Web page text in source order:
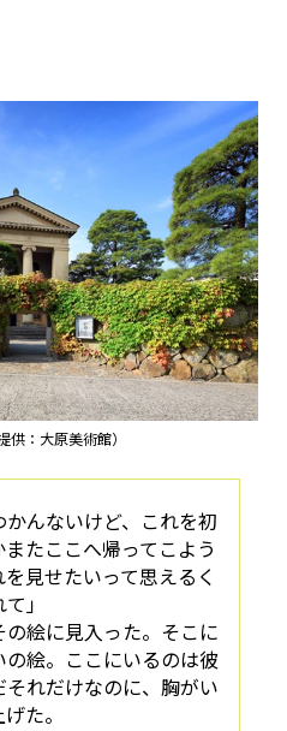
供：大原美術館）
んないけど、これを初
たここへ帰ってこよう
見せたいって思えるく
」
絵に見入った。そこに
絵。ここにいるのは彼
れだけなのに、胸がい
た。